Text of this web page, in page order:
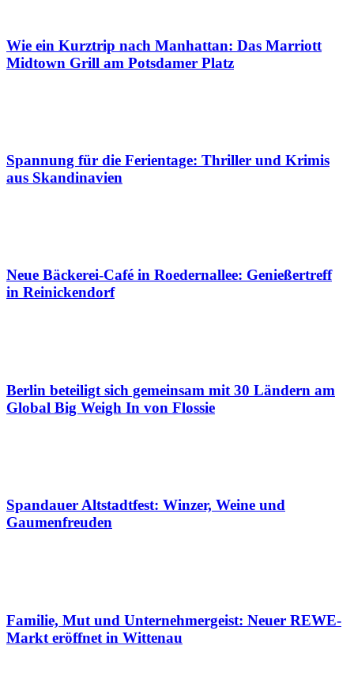
Wie ein Kurztrip nach Manhattan: Das Marriott
Midtown Grill am Potsdamer Platz
Spannung für die Ferientage: Thriller und Krimis
aus Skandinavien
Neue Bäckerei-Café in Roedernallee: Genießertreff
in Reinickendorf
Berlin beteiligt sich gemeinsam mit 30 Ländern am
Global Big Weigh In von Flossie
Spandauer Altstadtfest: Winzer, Weine und
Gaumenfreuden
Familie, Mut und Unternehmergeist: Neuer REWE-
Markt eröffnet in Wittenau